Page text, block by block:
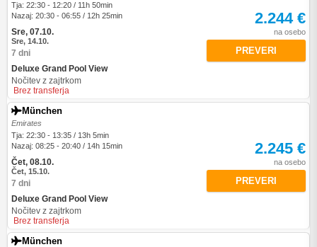
Tja: 22:30 - 12:20 / 11h 50min
Nazaj: 20:30 - 06:55 / 12h 25min
Sre, 07.10.
Sre, 14.10.
7 dni
Deluxe Grand Pool View
Nočitev z zajtrkom
Brez transferja
2.244 €
na osebo
PREVERI
München
Emirates
Tja: 22:30 - 13:35 / 13h 5min
Nazaj: 08:25 - 20:40 / 14h 15min
Čet, 08.10.
Čet, 15.10.
7 dni
Deluxe Grand Pool View
Nočitev z zajtrkom
Brez transferja
2.245 €
na osebo
PREVERI
München